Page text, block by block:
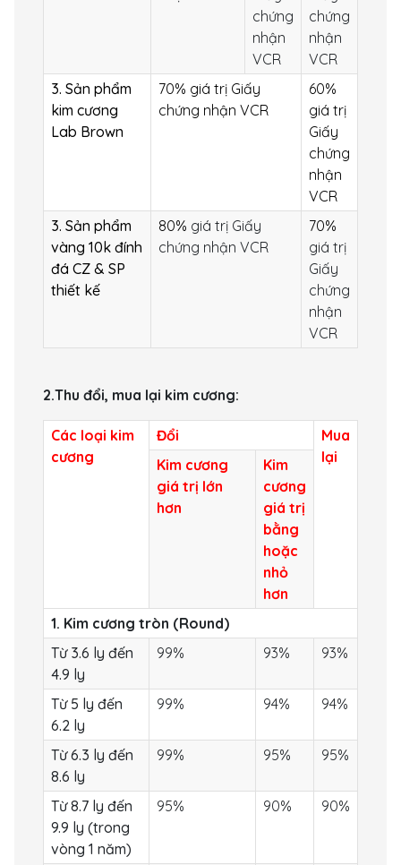
chứng
nhận
VCR
chứng
nhận
VCR
3. Sản phẩm
kim cương
Lab Brown
70% giá trị Giấy
chứng nhận VCR
60%
giá trị
Giấy
chứng
nhận
VCR
3. Sản phẩm
vàng 10k đính
đá CZ & SP
thiết kế
80% giá trị Giấy
chứng nhận VCR
70%
giá trị
Giấy
chứng
nhận
VCR
2.Thu đổi, mua lại kim cương:
Các loại kim
cương
Đổi
Mua
lại
Kim cương
giá trị lớn
hơn
Kim
cương
giá trị
bằng
hoặc
nhỏ
hơn
1. Kim cương tròn (Round)
Từ 3.6 ly đến
4.9 ly
99% 93% 93%
Từ 5 ly đến
6.2 ly
99% 94% 94%
Từ 6.3 ly đến
8.6 ly
99% 95% 95%
Từ 8.7 ly đến
9.9 ly (trong
vòng 1 năm)
95% 90% 90%